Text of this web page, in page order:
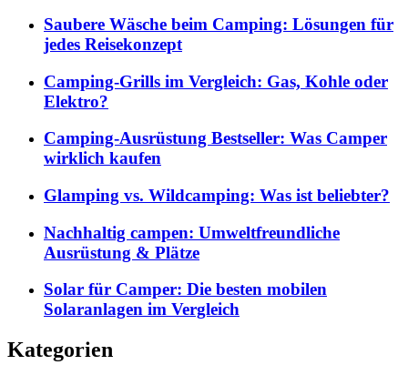
Saubere Wäsche beim Camping: Lösungen für
jedes Reisekonzept
Camping-Grills im Vergleich: Gas, Kohle oder
Elektro?
Camping-Ausrüstung Bestseller: Was Camper
wirklich kaufen
Glamping vs. Wildcamping: Was ist beliebter?
Nachhaltig campen: Umweltfreundliche
Ausrüstung & Plätze
Solar für Camper: Die besten mobilen
Solaranlagen im Vergleich
Kategorien